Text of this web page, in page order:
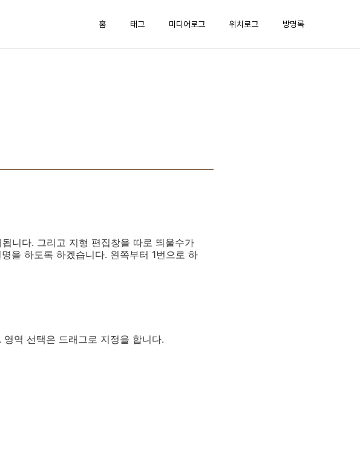
홈 태그 미디어로그 위치로그 방명록
니다. 그리고 지형 편집창을 따로 띄울수가
을 하도록 하겠습니다. 왼쪽부터 1번으로 하
역 선택은 드래그로 지정을 합니다.